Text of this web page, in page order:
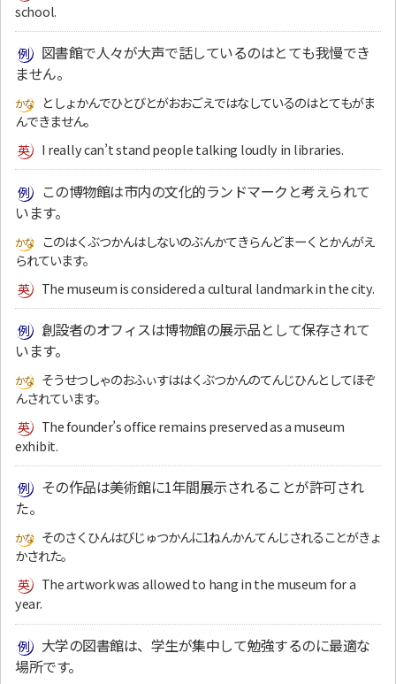
school.
図書館で人々が大声で話しているのはとても我慢でき
ません。
としょかんでひとびとがおおごえではなしているのはとてもがま
んできません。
I really can’t stand people talking loudly in libraries.
この博物館は市内の文化的ランドマークと考えられて
います。
このはくぶつかんはしないのぶんかてきらんどまーくとかんがえ
られています。
The museum is considered a cultural landmark in the city.
創設者のオフィスは博物館の展示品として保存されて
います。
そうせつしゃのおふぃすははくぶつかんのてんじひんとしてほぞ
んされています。
The founder’s office remains preserved as a museum
exhibit.
その作品は美術館に1年間展示されることが許可され
た。
そのさくひんはびじゅつかんに1ねんかんてんじされることがきょ
かされた。
The artwork was allowed to hang in the museum for a
year.
大学の図書館は、学生が集中して勉強するのに最適な
場所です。